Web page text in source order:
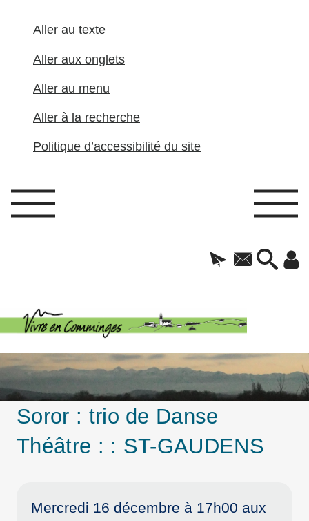
Aller au texte
Aller aux onglets
Aller au menu
Aller à la recherche
Politique d’accessibilité du site
Soror : trio de Danse
Théâtre : : ST-GAUDENS
Mercredi 16 décembre à 17h00 aux